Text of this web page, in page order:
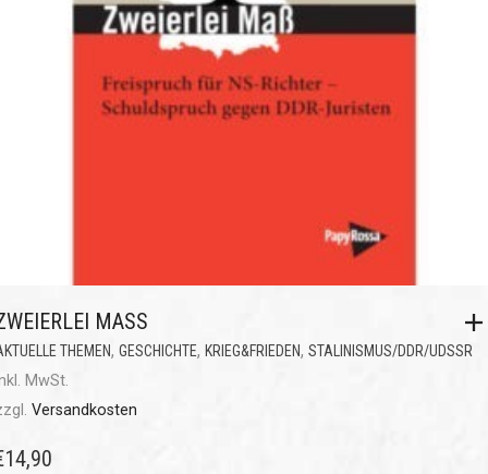
MASS
THEMEN, GESCHICHTE, KRIEG&FRIEDEN, STALINISMUS/DDR/UDSSR
MwSt.
Versandkosten
14,90